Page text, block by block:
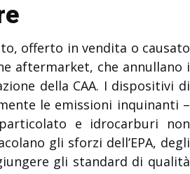
offerto in vendita o causato
aftermarket, che annullano i
della CAA. I dispositivi di
le emissioni inquinanti –
e idrocarburi non
gli sforzi dell’EPA, degli
gli standard di qualità